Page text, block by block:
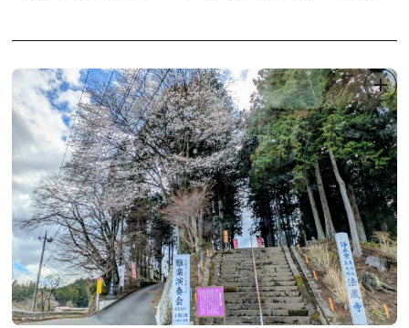
●日光西町モ－ニング散歩
すがすがしい朝の時間帯に、地元ガイドと「歴史に包まれた町並
み」を見ながら散歩を楽しむツアーです。
⇒詳細はこちら
●歴史の山内朝のそぞろ歩き
少し早起きをして、歴史につつまれた日光山内を地元ガイドと共に
散歩するツアーです。
詳細はこちら
●ナチュラルパ－クツアー
奥日光の大自然をバスで巡る、ゆったり快適な半日観光ツアーで